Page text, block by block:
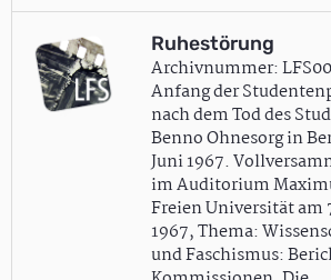
Ruhestörung
Archivnummer:
Anfang der
nach dem Tod des
Benno Ohnesorg in
Juni 1967.
im Auditorium
Freien Universität am
1967, Thema:
und Faschismus: